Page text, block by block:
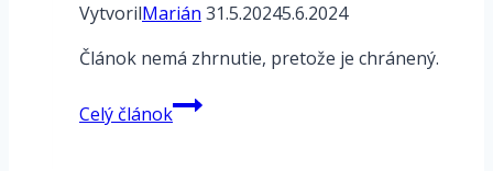
VytvorilMarián 31.5.20245.6.2024
Článok nemá zhrnutie, pretože je chránený.
Celý článokChránené
heslom: